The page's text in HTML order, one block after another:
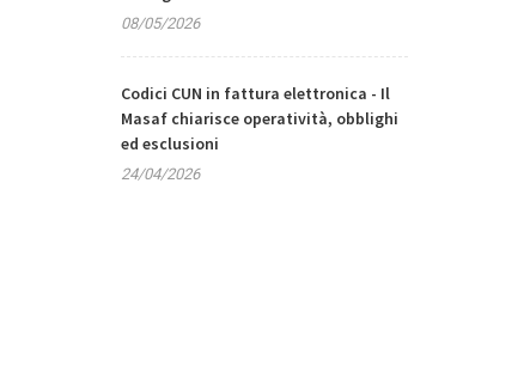
08/05/2026
Codici CUN in fattura elettronica - Il
Masaf chiarisce operatività, obblighi
ed esclusioni
24/04/2026